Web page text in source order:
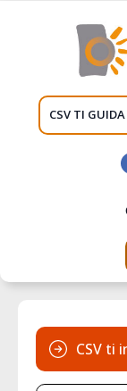
CSV TI GUIDA
CSV ti